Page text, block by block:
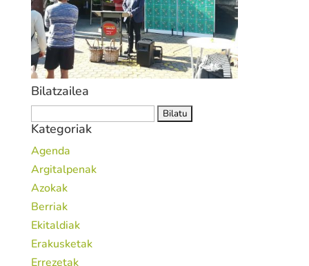
Bilatzailea
Kategoriak
Agenda
Argitalpenak
Azokak
Berriak
Ekitaldiak
Erakusketak
Errezetak